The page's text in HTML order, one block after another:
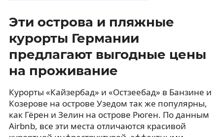
Эти острова и пляжные
курорты Германии
предлагают выгодные цены
на проживание
Курорты «Кайзербад» и «Остзеебад» в Банзине и
Козерове на острове Узедом так же популярны,
как Гёрен и Зелин на острове Рюген. По данным
Airbnb, все эти места отличаются красивой